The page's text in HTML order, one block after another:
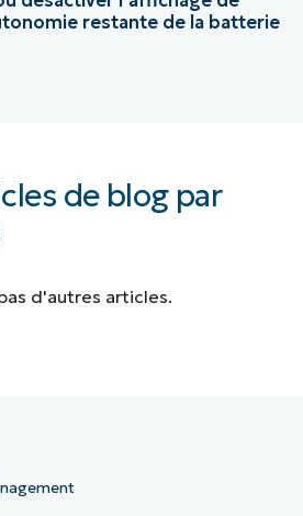
restante de la batterie
de blog par
d'autres articles.